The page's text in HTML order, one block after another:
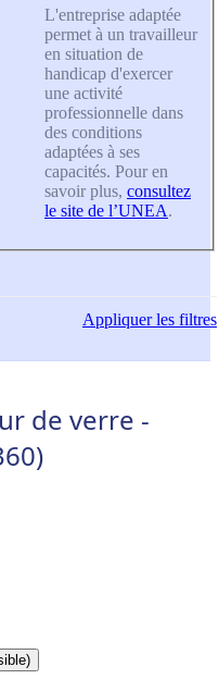
L'entreprise adaptée
permet à un travailleur
en situation de
handicap d'exercer
une activité
professionnelle dans
des conditions
adaptées à ses
capacités. Pour en
savoir plus, consultez
le site de l’UNEA.
Appliquerles filtres
de verre -